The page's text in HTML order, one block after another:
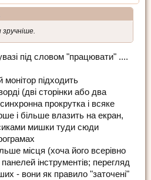
під словом "працювати" ....
монітор підходить
(дві сторінки або два
прокрутка і всяке
і більше влазить на екран,
мишки туди сюди
місця (хоча його всерівно
інструментів; перегляд
- вони як правило "заточені"